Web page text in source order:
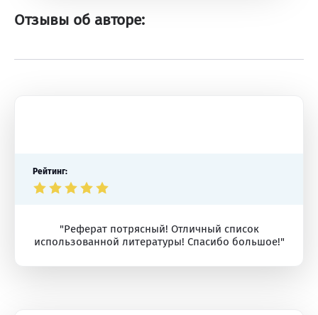
Отзывы об авторе:
Рейтинг:
"Реферат потрясный! Отличный список
использованной литературы! Спасибо большое!"